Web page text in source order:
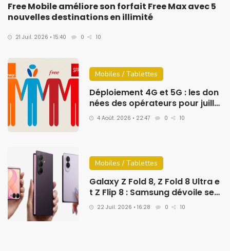
Free Mobile améliore son forfait Free Max avec 5
nouvelles destinations en illimité
21 Juil. 2026 • 15:40 0 10
Mobiles / Tablettes
Déploiement 4G et 5G : les don
nées des opérateurs pour juille
t 2026
4 Août. 2026 • 22:47 0 10
Mobiles / Tablettes
Galaxy Z Fold 8, Z Fold 8 Ultra e
t Z Flip 8 : Samsung dévoile ses
nouveaux smartphones pliable
22 Juil. 2026 • 16:28 0 10